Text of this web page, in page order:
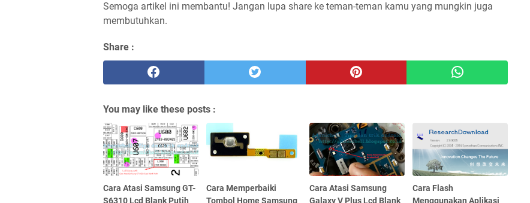
Semoga artikel ini membantu! Jangan lupa share ke teman-teman kamu yang mungkin juga
membutuhkan.
Share :
You may like these posts :
Cara Atasi Samsung GT-
S6310 Lcd Blank Putih
Cara Memperbaiki
Tombol Home Samsung
Cara Atasi Samsung
Galaxy V Plus Lcd Blank
Cara Flash
Menggunakan Aplikasi